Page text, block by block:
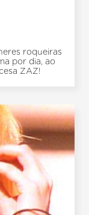
roqueiras
por dia, ao
ZAZ!